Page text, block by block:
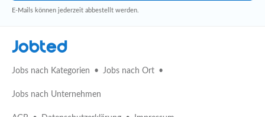
E-Mails können jederzeit abbestellt werden.
Jobted
Jobs nach Kategorien Jobs nach Ort
Jobs nach Unternehmen